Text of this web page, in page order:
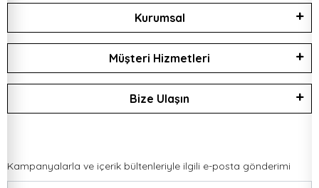
Kurumsal
Müşteri Hizmetleri
Bize Ulaşın
Kampanyalarla ve içerik bültenleriyle ilgili e-posta gönderimi